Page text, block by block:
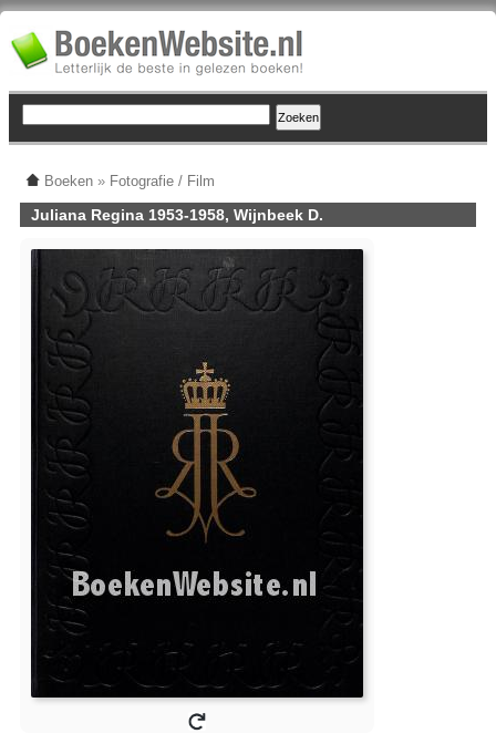
Boeken » Fotografie / Film
Juliana Regina 1953-1958, Wijnbeek D.